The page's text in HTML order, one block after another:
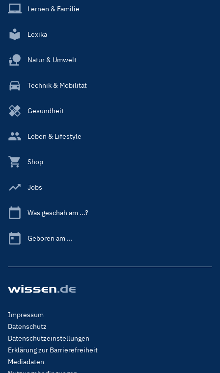
Lernen & Familie
Lexika
Natur & Umwelt
Technik & Mobilität
Gesundheit
Leben & Lifestyle
Shop
Jobs
Was geschah am ...?
Geboren am ...
Footer
Menu
Legal
Impressum
Datenschutz
Datenschutzeinstellungen
Erklärung zur Barrierefreiheit
Mediadaten